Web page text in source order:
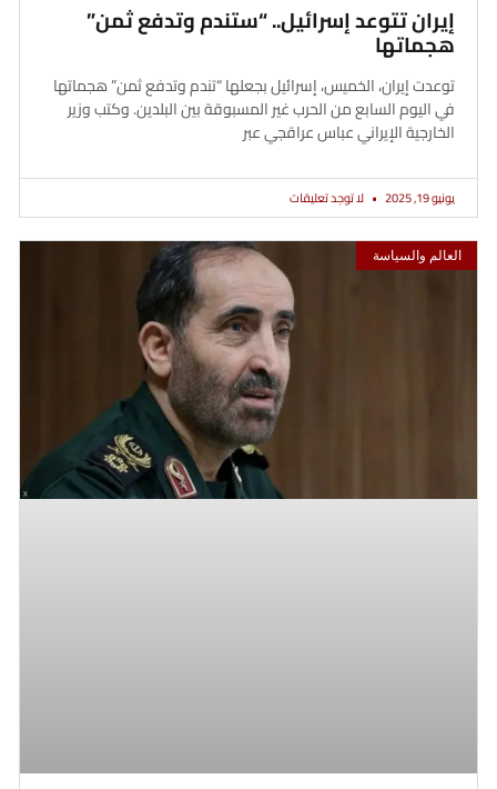
إيران تتوعد إسرائيل.. “ستندم وتدفع ثمن”
هجماتها
توعدت إيران، الخميس، إسرائيل بجعلها “تندم وتدفع ثمن” هجماتها
في اليوم السابع من الحرب غير المسبوقة بين البلدين. وكتب وزير
الخارجية الإيراني عباس عراقجي عبر
يونيو 19, 2025 لا توجد تعليقات
العالم والسياسة